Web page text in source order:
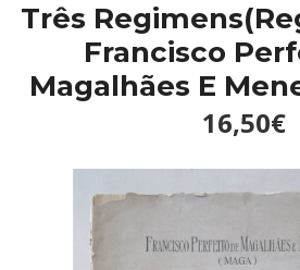
Três
Francisco
Magalhães E
16,50€